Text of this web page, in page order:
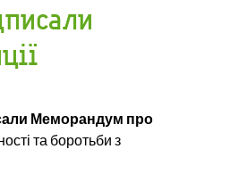
Меморандум про
та боротьби з